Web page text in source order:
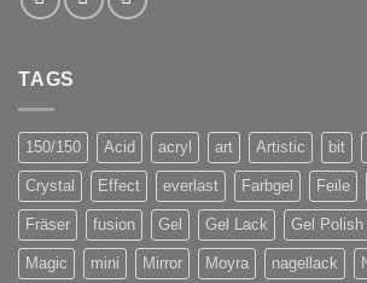
TAGS
150/150 Acid acryl art Artistic bit
Crystal Effect everlast Farbgel Feile
Fräser fusion Gel Gel Lack Gel Polish
Magic mini Mirror Moyra nagellack